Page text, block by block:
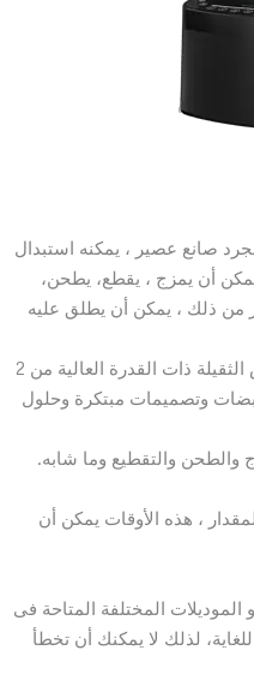
صانع عصير ، يمكنه استبدال
أن يمزج ، يقطع، يطحن،
من ذلك ، يمكن أن يطلق عليه
هذا ممكن بفضل محركات الأقراص الثقيلة ذات القدرة العالية من 2
وتصميمات مبتكرة وحلول
والطحن والتقطيع وما شابه.
، هذه الأوقات يمكن أن
الموديلات المختلفة المتاحة فى
لذلك لا يمكنك أن تخطأ